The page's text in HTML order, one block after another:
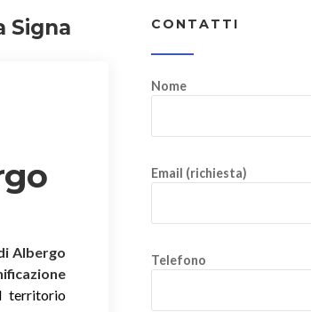
Signa
Albergo
territorio
CONTATTI
Nome
Email (richiesta)
Telefono